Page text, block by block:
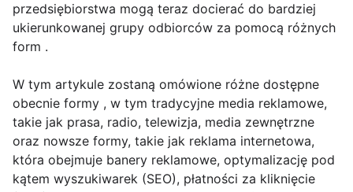
przedsiębiorstwa mogą teraz docierać do bardziej
ukierunkowanej grupy odbiorców za pomocą różnych
form .
W tym artykule zostaną omówione różne dostępne
obecnie formy , w tym tradycyjne media reklamowe,
takie jak prasa, radio, telewizja, media zewnętrzne
oraz nowsze formy, takie jak reklama internetowa,
która obejmuje banery reklamowe, optymalizację pod
kątem wyszukiwarek (SEO), płatności za kliknięcie